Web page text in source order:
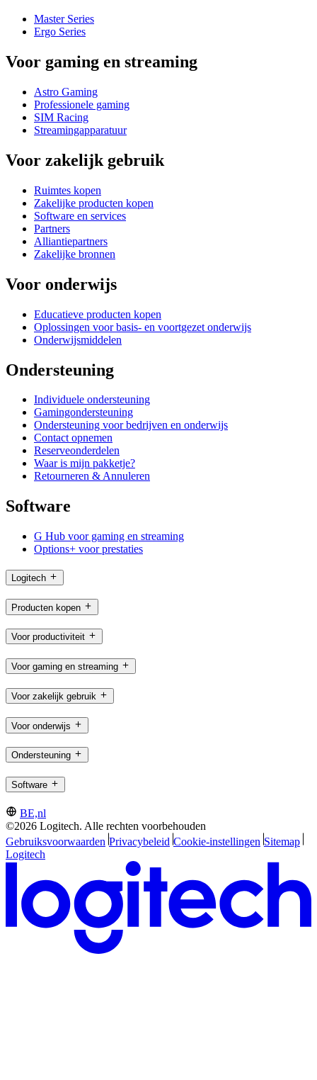
Master Series
Ergo Series
Voor gaming en streaming
Astro Gaming
Professionele gaming
SIM Racing
Streamingapparatuur
Voor zakelijk gebruik
Ruimtes kopen
Zakelijke producten kopen
Software en services
Partners
Alliantiepartners
Zakelijke bronnen
Voor onderwijs
Educatieve producten kopen
Oplossingen voor basis- en voortgezet onderwijs
Onderwijsmiddelen
Ondersteuning
Individuele ondersteuning
Gamingondersteuning
Ondersteuning voor bedrijven en onderwijs
Contact opnemen
Reserveonderdelen
Waar is mijn pakketje?
Retourneren & Annuleren
Software
G Hub voor gaming en streaming
Options+ voor prestaties
Logitech
Producten kopen
Voor productiviteit
Voor gaming en streaming
Voor zakelijk gebruik
Voor onderwijs
Ondersteuning
Software
BE,nl
©2026 Logitech. Alle rechten voorbehouden
Gebruiksvoorwaarden Privacybeleid Cookie-instellingen Sitemap
Logitech